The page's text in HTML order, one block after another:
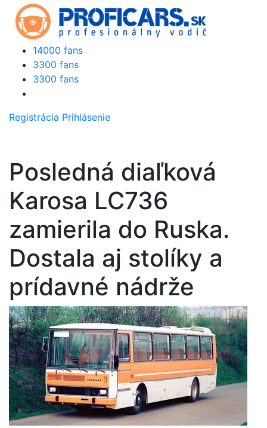
14000 fans
3300 fans
3300 fans
Registrácia Prihlásenie
Posledná diaľková
Karosa LC736
zamierila do Ruska.
Dostala aj stolíky a
prídavné nádrže